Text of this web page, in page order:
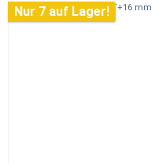
Nur 7 auf Lager!